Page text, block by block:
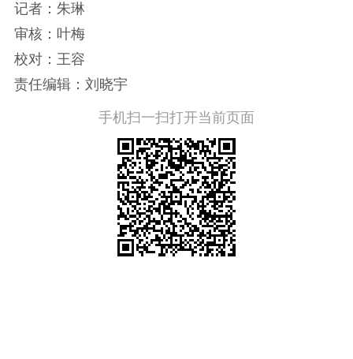
记者：朱琳
审核：叶梅
校对：王容
责任编辑：刘晓宇
手机扫一扫打开当前页面